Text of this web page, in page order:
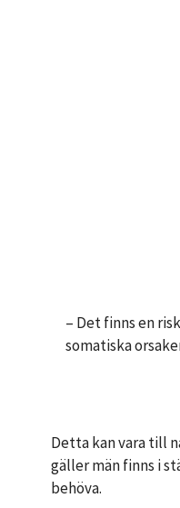
– Det finns en
somatiska
Detta kan vara till
gäller män finns i
behöva.